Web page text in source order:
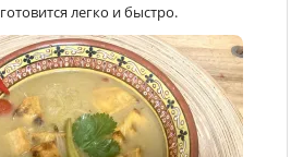
легко и быстро.